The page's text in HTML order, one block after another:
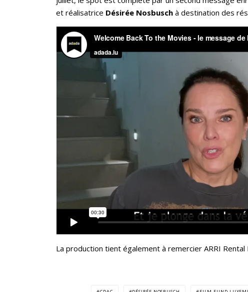
et réalisatrice Désirée Nosbusch à destination des
La production tient également à remercier ARRI